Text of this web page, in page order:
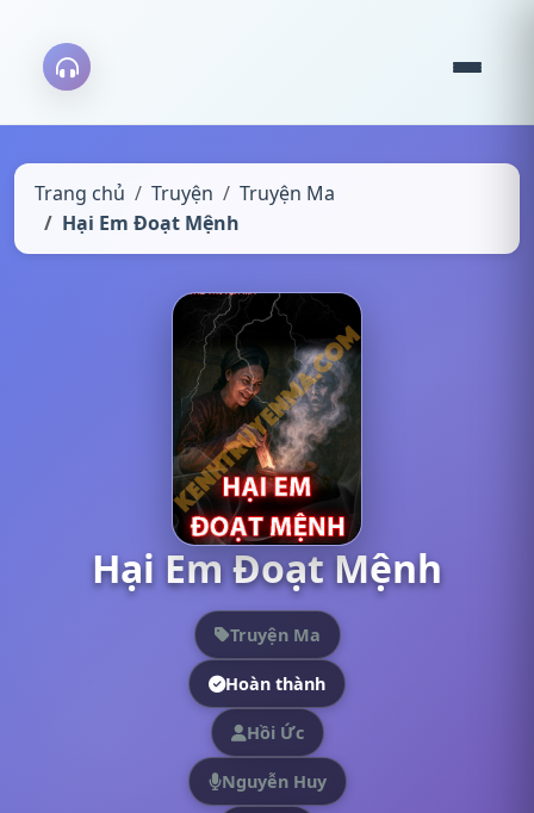
Trang chủ Truyện
Truyện Ma
Hại Em Đoạt Mệnh
Hại Em Đoạt Mệnh
Truyện Ma
Hoàn thành
Hồi Ức
Nguyễn Huy